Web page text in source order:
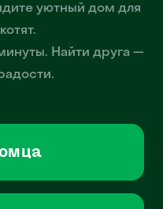
уютный дом для
Найти друга —